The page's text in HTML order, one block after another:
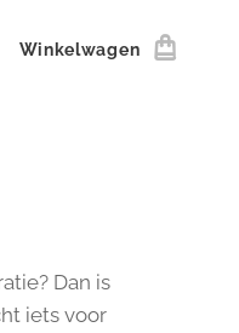
Winkelwagen
Dan is
iets voor